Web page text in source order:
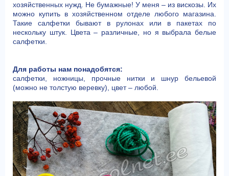
хозяйственных нужд. Не бумажные! У меня – из вискозы. Их
можно купить в хозяйственном отделе любого магазина.
Такие салфетки бывают в рулонах или в пакетах по
нескольку штук. Цвета – различные, но я выбрала белые
салфетки.
Для работы нам понадобятся:
салфетки, ножницы, прочные нитки и шнур бельевой
(можно не толстую веревку), цвет – любой.